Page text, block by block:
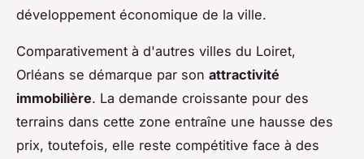
développement économique de la ville.
Comparativement à d'autres villes du Loiret,
Orléans se démarque par son attractivité
immobilière. La demande croissante pour des
terrains dans cette zone entraîne une hausse des
prix, toutefois, elle reste compétitive face à des